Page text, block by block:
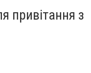
привітання з